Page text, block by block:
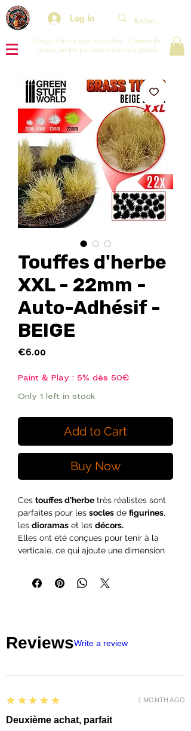
Log In
Congés d'été du 29/07 au 10/08/26 : Commandes
traitées une fois par semaine durant la période.
Touffes d'herbe
XXL - 22mm -
Auto-Adhésif -
BEIGE
€6.00
Paint & Play : 5% dès 50€
Only 1 left in stock
Add to Cart
Buy Now
Ces touffes d'herbe très réalistes sont
parfaites pour les socles de figurines,
les dioramas et les décors.
Elles ont été conçues pour tenir à la
verticale, ce qui ajoute une dimension
figurines. Une fois que vous avez fini de
peindre vos figurines, simplement
que, même si elles sont auto-adhésif,
un peuColle PVA
une solution permanente.
Hauteur : environ 22mm
Nombres de pièces: 22 Touffes
ReviewsWrite a review
5
★★★★★
Deuxième achat, parfait
1 MONTH AGO